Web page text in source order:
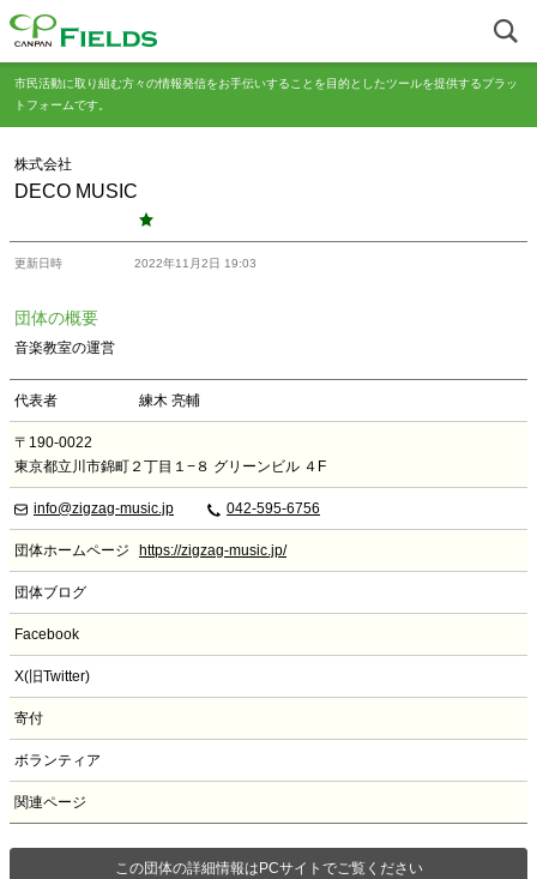
市民活動に取り組む方々の情報発信をお手伝いすることを目的としたツールを提供するプラッ
トフォームです。
株式会社
DECO MUSIC
更新日時 2022年11月2日 19:03
団体の概要
音楽教室の運営
代表者 練木 亮輔
〒190-0022
東京都立川市錦町２丁目１−８ グリーンビル ４F
info@zigzag-music.jp 042-595-6756
団体ホームページ https://zigzag-music.jp/
団体ブログ
Facebook
X(旧Twitter)
寄付
ボランティア
関連ページ
この団体の詳細情報はPCサイトでご覧ください